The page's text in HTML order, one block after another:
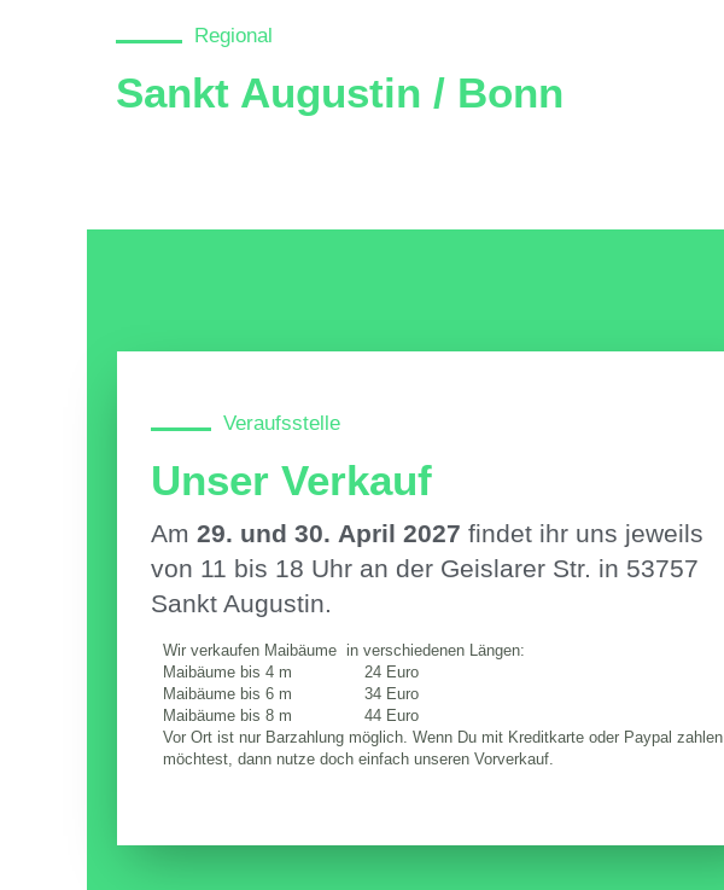
Regional
Sankt Augustin / Bonn
Veraufsstelle
Unser Verkauf
Am 29. und 30. April 2027 findet ihr uns jeweils
von 11 bis 18 Uhr an der Geislarer Str. in 53757
Sankt Augustin.
Wir verkaufen Maibäume in verschiedenen Längen:
Maibäume bis 4 m 24 Euro
Maibäume bis 6 m 34 Euro
Maibäume bis 8 m 44 Euro
Vor Ort ist nur Barzahlung möglich. Wenn Du mit Kreditkarte oder Paypal zahlen
möchtest, dann nutze doch einfach unseren Vorverkauf.